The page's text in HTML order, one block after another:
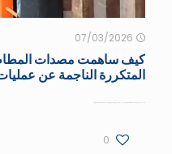
07/03/2026
المتكررة الناجمة عن
0